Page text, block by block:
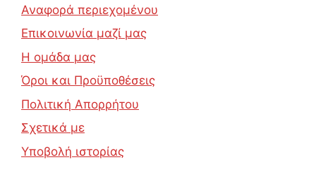
Αναφορά περιεχομένου
Επικοινωνία μαζί μας
Η ομάδα μας
Όροι και Προϋποθέσεις
Πολιτική Απορρήτου
Σχετικά με
Υποβολή ιστορίας